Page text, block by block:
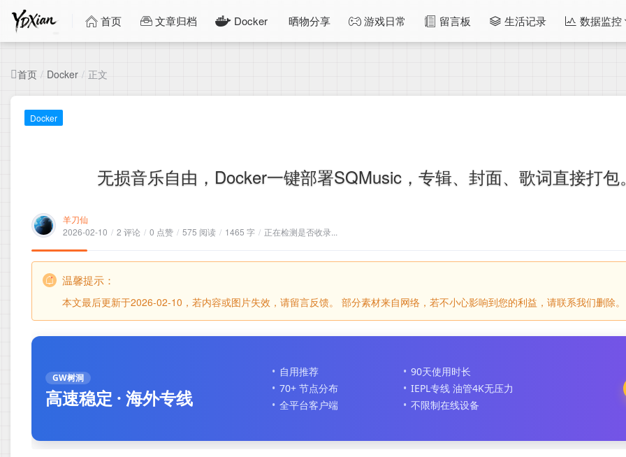
首页 文章归档 Docker 晒物分享 游戏日常 留言板 生活记录 数据监控
首页 / Docker / 正文
Docker
无损音乐自由，Docker一键部署SQMusic，专辑、封面、歌词直接打包
羊刀仙
2026-02-10 / 2 评论 / 0 点赞 / 575 阅读 / 1465 字 / 正在检测是否收录...
温馨提示：
本文最后更新于2026-02-10，若内容或图片失效，请留言反馈。 部分素材来自网络，若不小心影响到您的利益，请联系我们删除。
GW树洞
高速稳定 · 海外专线
自用推荐
90天使用时长
70+ 节点分布
IEPL专线 油管4K无压力
全平台客户端
不限制在线设备